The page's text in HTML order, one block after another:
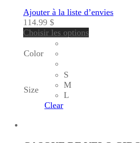
Ajouter à la liste d’envies
114.99 $
Choisir les options
Color
Size
S
M
L
Clear